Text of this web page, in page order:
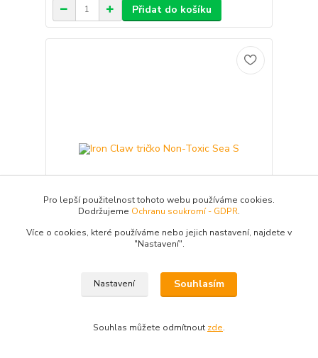
Přidat do košíku
Tričko Iron Claw Non-Toxic Sea s krátkým
rukávem. 100% bavlna velikost S
Pro lepší použitelnost tohoto webu používáme cookies.
Dodržujeme Ochranu soukromí - GDPR.
Více o cookies, které používáme nebo jejich nastavení, najdete v
"Nastavení".
Nastavení Souhlasím
Souhlas můžete odmítnout zde.